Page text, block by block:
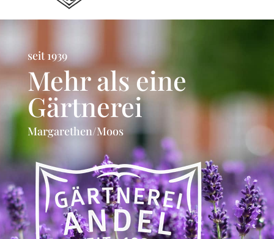
seit 1939
Mehr als eine
Gärtnerei
Margarethen/Moos